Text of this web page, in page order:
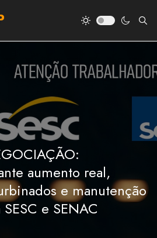
aumento real,
e manutenção
e SENAC